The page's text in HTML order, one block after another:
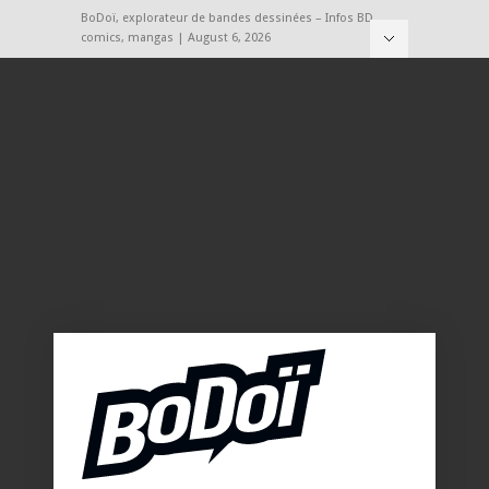
BoDoï, explorateur de bandes dessinées – Infos BD,
comics, mangas | August 6, 2026